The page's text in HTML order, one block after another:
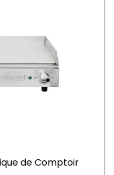
de Comptoir